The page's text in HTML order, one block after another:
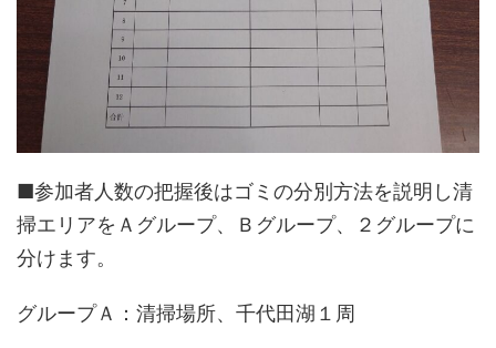
■参加者人数の把握後はゴミの分別方法を説明し清
掃エリアをＡグループ、Ｂグループ、２グループに
分けます。
グループＡ：清掃場所、千代田湖１周